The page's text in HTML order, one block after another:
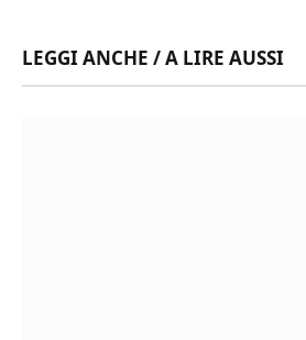
LEGGI ANCHE / A LIRE AUSSI